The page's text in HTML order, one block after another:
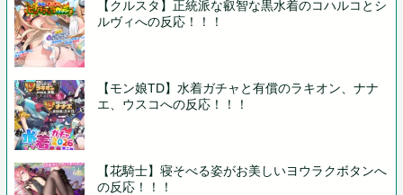
【クルスタ】正統派な叡智な黒水着のコハルコとシ
ルヴィへの反応！！！
【モン娘TD】水着ガチャと有償のラキオン、ナナ
エ、ウスコへの反応！！！
【花騎士】寝そべる姿がお美しいヨウラクボタンへ
の反応！！！